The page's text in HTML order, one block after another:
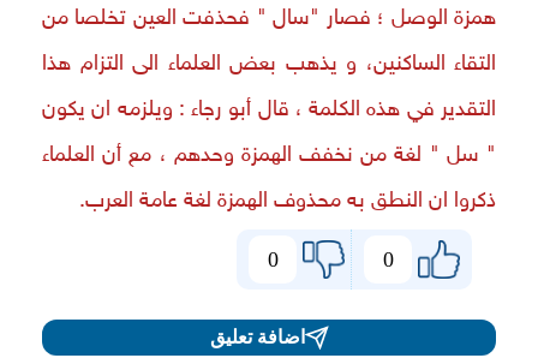
همزة الوصل ؛ فصار "سال " فحذفت العين تخلصا من
التقاء الساكنين، و يذهب بعض العلماء الى التزام هذا
التقدير في هذه الكلمة ، قال أبو رجاء : ويلزمه ان يكون
" سل " لغة من نخفف الهمزة وحدهم ، مع أن العلماء
ذكروا ان النطق به محذوف الهمزة لغة عامة العرب.
0
0
اضافة تعليق